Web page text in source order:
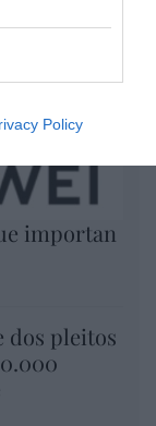
Policy
importan
dos pleitos